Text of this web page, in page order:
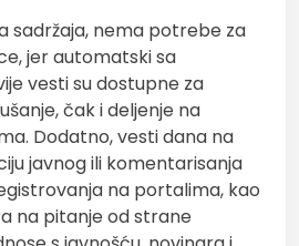
sadržaja, nema potrebe za
jer automatski sa
vesti su dostupne za
čak i deljenje na
Dodatno, vesti dana na
javnog ili komentarisanja
na portalima, kao
na pitanje od strane